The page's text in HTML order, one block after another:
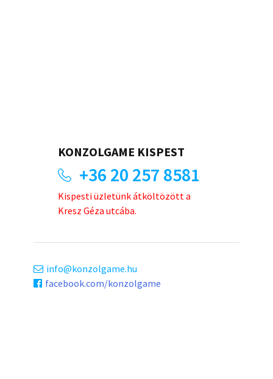
KONZOLGAME KISPEST
+36 20 257 8581
Kispesti üzletünk átköltözött a
Kresz Géza utcába.
info
konzolgame.hu
facebook.com/konzolgame